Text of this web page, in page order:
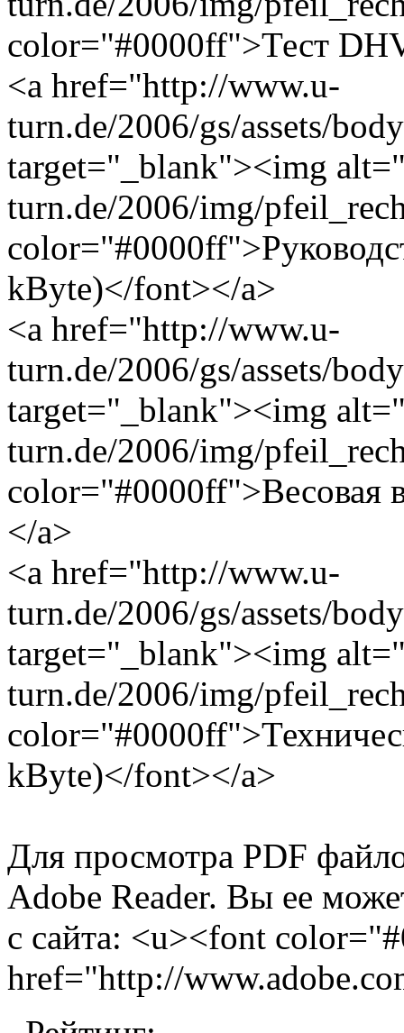
color="#0000ff">Тест
<a href="http://www.u-
turn.de/2006/gs/assets/
target="_blank"><img
turn.de/2006/img/
kByte)</font></a>
<a href="http://www.u-
turn.de/2006/gs/assets/
target="_blank"><img
turn.de/2006/img/
color="#0000ff">Весовая
</a>
<a href="http://www.u-
turn.de/2006/gs/assets/
target="_blank"><img
turn.de/2006/img/
kByte)</font></a>
Для просмотра PDF
Adobe Reader. Вы ее
с сайта: <u><font
href="http://